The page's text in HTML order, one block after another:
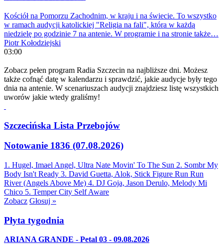
Kościół na Pomorzu Zachodnim, w kraju i na świecie. To wszystko
w ramach audycji katolickiej "Religia na fali", która w każdą
niedzielę po godzinie 7 na antenie. W programie i na stronie także…
Piotr Kołodziejski
03:00
Zobacz pełen program Radia Szczecin na najbliższe dni. Możesz
także cofnąć datę w kalendarzu i sprawdzić, jakie audycje były tego
dnia na antenie. W scenariuszach audycji znajdziesz listę wszystkich
uworów jakie wtedy graliśmy!
Szczecińska Lista Przebojów
Notowanie 1836 (07.08.2026)
1. Hugel, Imael Angel, Ultra Nate Movin' To The Sun 2. Sombr My
Body Isn't Ready 3. David Guetta, Alok, Stick Figure Run Run
River (Angels Above Me) 4. DJ Goja, Jason Derulo, Melody Mi
Chico 5. Temper City Self Aware
Zobacz Głosuj »
Płyta tygodnia
ARIANA GRANDE - Petal 03 - 09.08.2026